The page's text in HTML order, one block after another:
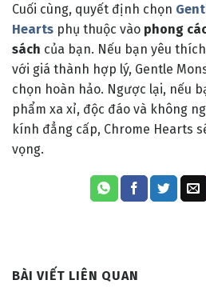
Cuối cùng, quyết định chọn
Hearts phụ thuộc vào phong
sách của bạn. Nếu bạn yêu
với giá thành hợp lý, Gentle
chọn hoàn hảo. Ngược lại, nếu
phẩm xa xỉ, độc đáo và không
kính đẳng cấp, Chrome Hearts
vọng.
BÀI VIẾT LIÊN QUAN